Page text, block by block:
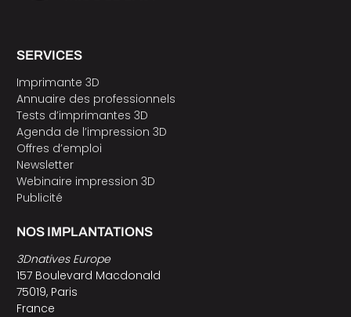
SERVICES
Imprimante 3D
Annuaire des professionnels
Tests d’imprimantes 3D
Agenda de l’impression 3D
Offres d’emploi
Newsletter
Webinaire impression 3D
Publicité
NOS IMPLANTATIONS
3Dnatives Europe
157 Boulevard Macdonald
75019, Paris
France